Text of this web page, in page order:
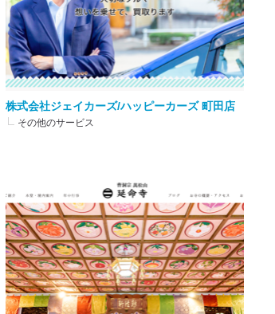
株式会社ジェイカーズ/ハッピーカーズ 町田店
その他のサービス